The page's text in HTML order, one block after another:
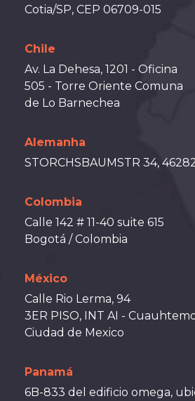
Cotia/SP, CEP 06709-015
Chile
Av. La Dehesa, 1201 - Oficina
505 - Torre Oriente Comuna
de Lo Barnechea
Alemanha
STORCHSBAUMSTR 34,
Colombia
Calle 142 # 11-40 suite 615
Bogotá / Colombia
México
Calle Rio Lerma, 94
3ER PISO, INT AI -
Ciudad de Mexico
Panamá
6B-833 del edificio omega,